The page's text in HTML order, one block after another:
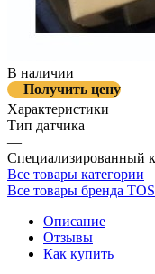
В наличии
Получить цену
Характеристики
Тип датчика
—
Специализированный
Все товары категории
Все товары бренда
Описание
Отзывы
Как купить